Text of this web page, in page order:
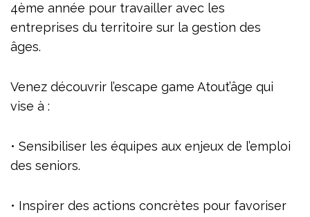
4ème année pour travailler avec les
entreprises du territoire sur la gestion des
âges.
Venez découvrir l’escape game Atout’âge qui
vise à :
• Sensibiliser les équipes aux enjeux de l’emploi
des seniors.
• Inspirer des actions concrètes pour favoriser